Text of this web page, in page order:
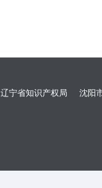
辽宁省知识产权局 沈阳